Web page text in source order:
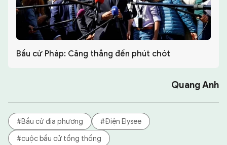
Bầu cử Pháp: Căng thẳng đến phút chót
Quang Anh
#Bầu cử địa phương
#Điện Elysee
#cuộc bầu cử tổng thống